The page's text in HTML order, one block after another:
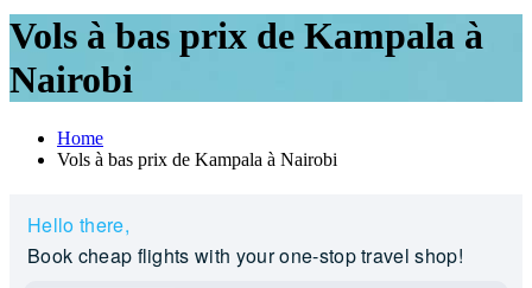
Vols à bas prix de Kampala à
Nairobi
Home
Vols à bas prix de Kampala à Nairobi